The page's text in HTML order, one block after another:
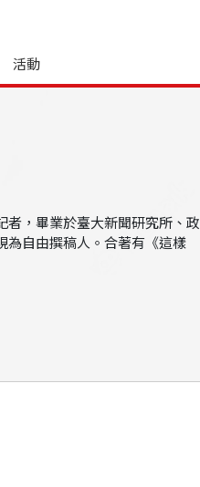
活動
者，畢業於臺大新聞研究所、政
為自由撰稿人。合著有《這樣